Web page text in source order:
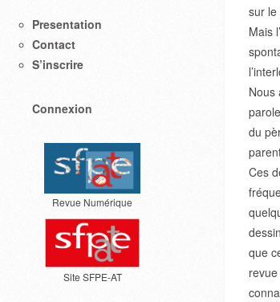
Presentation
Contact
S’inscrire
Connexion
Revue Numérique
Site SFPE-AT
sur le
Mais
Nous
du
Ces
que